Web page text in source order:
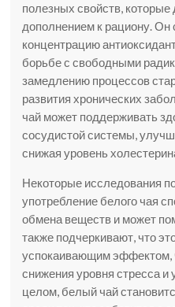
полезных свойств,
дополнением к рациону.
концентрацию
борьбе с свободными
замедлению процессов
развития хронических
чай может поддерживать
сосудистой системы,
снижая уровень
Некоторые исследования
употребление белого чая
обмена веществ и может
также подчеркивают, что
успокаивающим эффектом,
снижения уровня стресса и
целом, белый чай